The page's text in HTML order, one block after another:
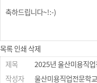
축하드립니다~!:-)
목록인쇄 삭제
2025년 울산미용직
울산미용직업전문학교